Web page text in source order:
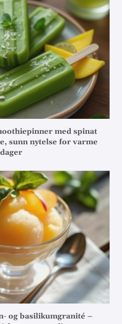
med spinat
sunn nytelse for varme
dager
og basilikumgranité –